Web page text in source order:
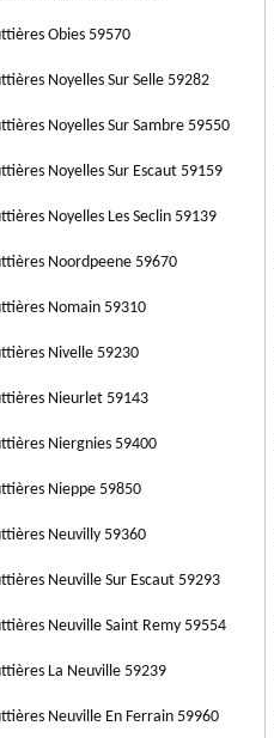
Obies 59570
Noyelles Sur Selle 59282
Noyelles Sur Sambre 59550
Noyelles Sur Escaut 59159
Noyelles Les Seclin 59139
Noordpeene 59670
Nomain 59310
Nivelle 59230
Nieurlet 59143
Niergnies 59400
Nieppe 59850
Neuvilly 59360
Neuville Sur Escaut 59293
Neuville Saint Remy 59554
La Neuville 59239
Neuville En Ferrain 59960